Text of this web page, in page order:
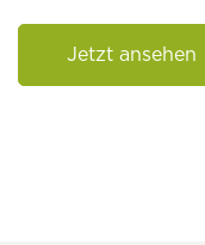
Jetzt ansehen